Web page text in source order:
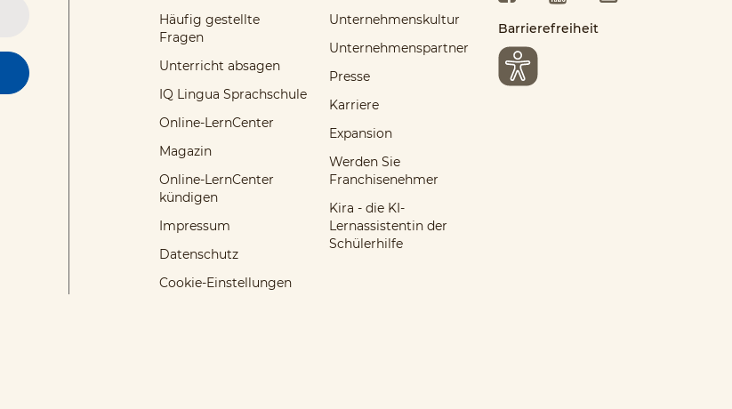
Häufig gestellte
Fragen
Unterricht absagen
IQ Lingua Sprachschule
Online-LernCenter
Magazin
Online-LernCenter
kündigen
Impressum
Datenschutz
Cookie-Einstellungen
Unternehmenskultur
Unternehmenspartner
Presse
Karriere
Expansion
Werden Sie
Franchisenehmer
Kira - die KI-
Lernassistentin der
Schülerhilfe
Barrierefreiheit